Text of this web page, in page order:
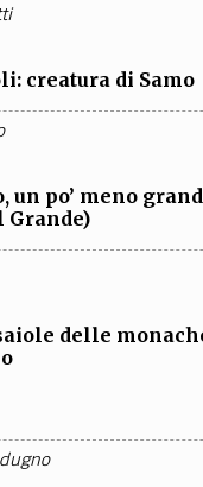
creatura di Samo
un po’ meno
Grande)
delle